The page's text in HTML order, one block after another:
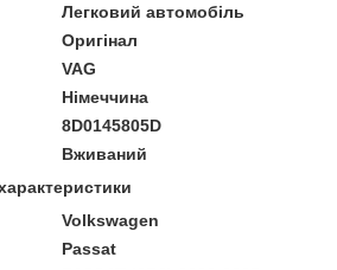
Легковий автомобіль
Оригінал
VAG
Німеччина
8D0145805D
Вживаний
Volkswagen
Passat